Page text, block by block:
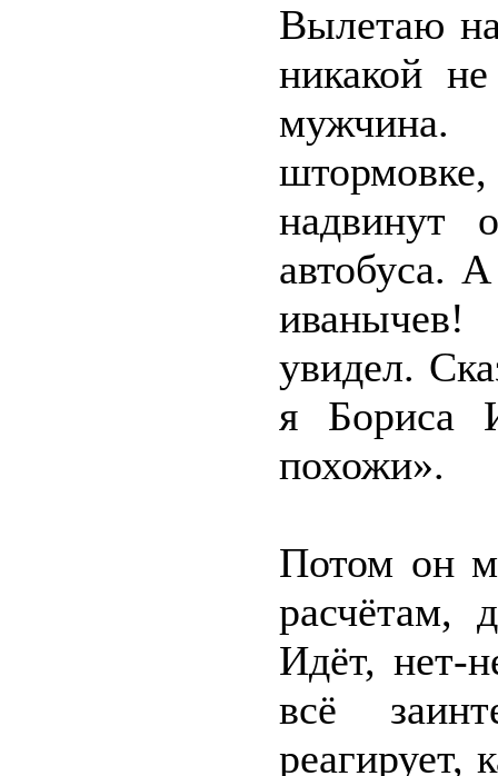
Вылетаю
никакой
надвинут
автобуса.
увидел.
я Бориса
похожи».
Потом он
расчётам,
Идёт, нет-
всё